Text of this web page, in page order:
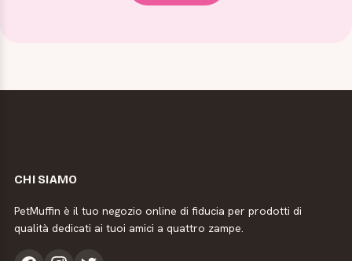
CHI SIAMO
PetMuffin è il tuo negozio online di fiducia per prodotti di
qualità dedicati ai tuoi amici a quattro zampe.